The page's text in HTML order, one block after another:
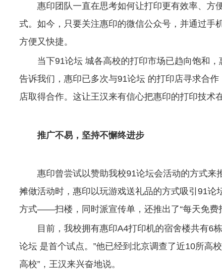
惠印团队一直在思考如何让打印更有效率、方
式。如今，只要关注惠印的微信公众号，并通过手
方便又快捷。
当下91论坛 城各高校的打印市场已趋向饱和
告诉我们，惠印已多次与91论坛 的打印店寻求合
店取得合作。这让王汉来有信心把惠印的打印技术
推广不易，坚持不懈终进步
惠印曾尝试以赞助我校91论坛会活动的方式
摊做活动时，惠印以玩游戏送礼品的方式吸引91
方式——扫楼，同时派宣传单，还推出了“每天免费
目前，我校拥有惠印A4打印机的宿舍楼共有6
论坛 是首个试点。”他已经到北京调查了近10所高
高校”，王汉来兴奋地说。